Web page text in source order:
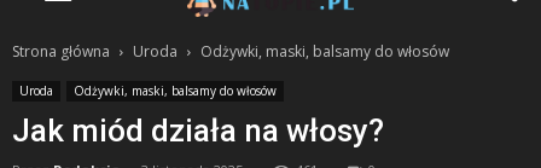
Strona główna Uroda Odżywki, maski, balsamy do włosów
Uroda Odżywki, maski, balsamy do włosów
Jak miód działa na włosy?